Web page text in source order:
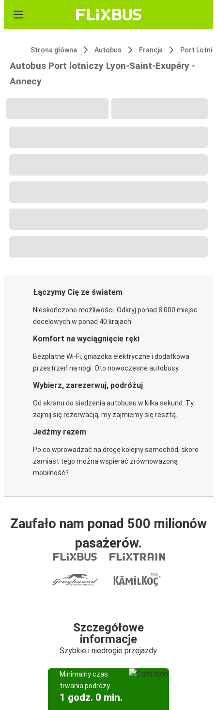
Strona główna Autobus Francja
Autobus Port lotniczy Lyon-Saint-Exupéry -
Annecy
Łączymy Cię ze światem
Nieskończone możliwości. Odkryj ponad 8 000 miejsc
docelowych w ponad 40 krajach.
Komfort na wyciągnięcie ręki
Bezpłatne Wi-Fi, gniazdka elektryczne i dodatkowa
przestrzeń na nogi. Oto nowoczesne autobusy.
Wybierz, zarezerwuj, podróżuj
Od ekranu do siedzenia autobusu w kilka sekund. Ty
zajmij się rezerwacją, my zajmiemy się resztą.
Jedźmy razem
Po co wprowadzać na drogę kolejny samochód, skoro
zamiast tego można wspierać zrównoważoną
mobilność?
Zaufało nam ponad 500 milionów
pasażerów.
Szczegółowe
informacje
Szybkie i niedrogie przejazdy.
Minimalny czas
trwania podróży
1 godz. 0 min.